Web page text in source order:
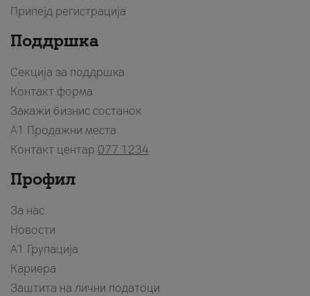
Припејд регистрација
Поддршка
Секција за поддршка
Контакт форма
Закажи бизнис состанок
A1 Продажни места
Контакт центар 077 1234
Профил
За нас
Новости
А1 Групација
Кариера
Заштита на лични податоци